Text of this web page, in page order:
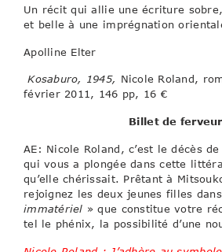
Un récit qui allie une écriture
et belle à une imprégnation
Apolline Elter
Kosaburo, 1945, Nicole Roland,
février 2011, 146 pp, 16 €
Billet de ferveur
AE: Nicole Roland, c’est le décès
qui vous a plongée dans cette
qu’elle chérissait. Prêtant à
rejoignez les deux jeunes filles
immatériel » que constitue votre
tel le phénix, la possibilité d’une